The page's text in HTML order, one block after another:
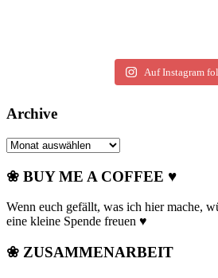
Auf Instagram
Archive
Archive
❀ BUY ME A COFFEE ♥
Wenn euch gefällt, was ich hier mache,
eine kleine Spende freuen ♥
❀ ZUSAMMENARBEIT